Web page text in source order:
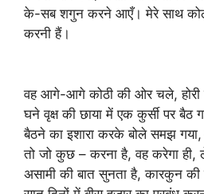
के-सब शगुन करने आएँ। मेरे साथ
करनी हैं।
वह आगे-आगे कोठी की ओर चले, होरी
घने वृक्ष की छाया में एक कुर्सी पर बैठ
बैठने का इशारा करके बोले समझ
तो जो कुछ – करना है, वह करेगा
असामी की बात सुनता है, कारकुन की